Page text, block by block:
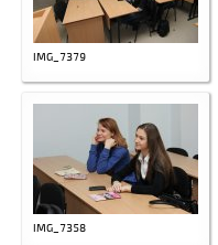
IMG_7379
IMG_7358